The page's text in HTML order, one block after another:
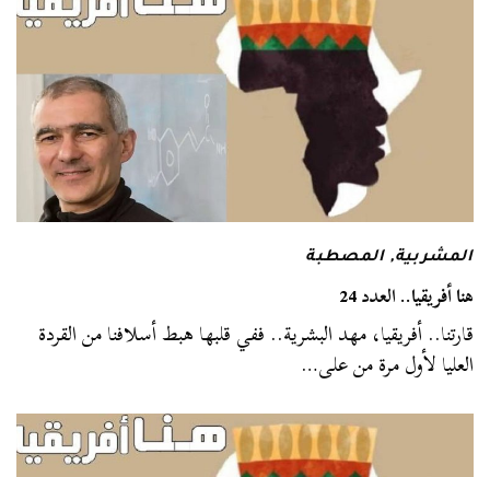
المشربية,المصطبة
هنا أفريقيا.. العدد 24
قارتنا.. أفريقيا، مهد البشرية.. ففي قلبها هبط أسلافنا من القردة
العليا لأول مرة من على…